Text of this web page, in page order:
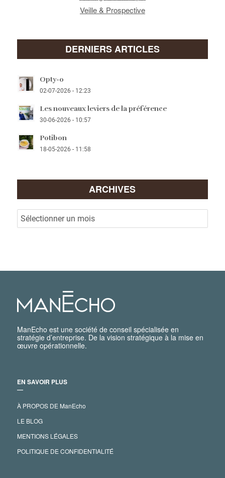
Veille & Prospective
DERNIERS ARTICLES
Opty-o
02-07-2026 - 12:23
Les nouveaux leviers de la préférence
30-06-2026 - 10:57
Potibon
18-05-2026 - 11:58
ARCHIVES
ManEcho est une société de conseil spécialisée en
stratégie d’entreprise. De la vision stratégique à la mise en
œuvre opérationnelle.
EN SAVOIR PLUS
―
À PROPOS DE ManEcho
LE BLOG
MENTIONS LÉGALES
POLITIQUE DE CONFIDENTIALITÉ